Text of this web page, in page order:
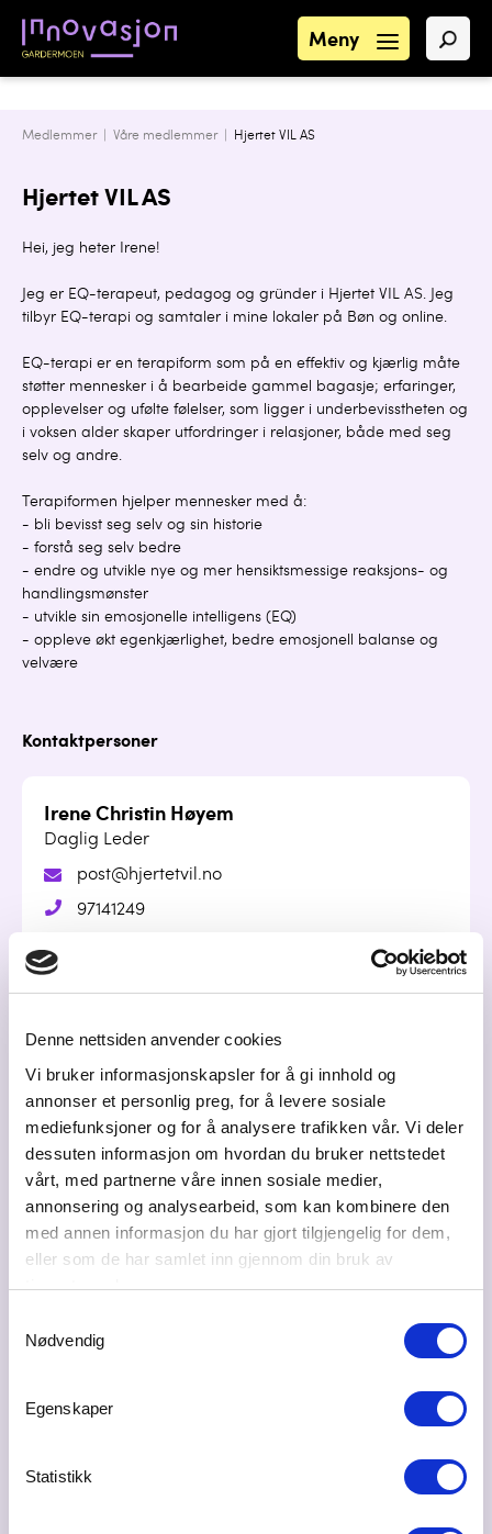
Denne nettsiden anvender cookies
Vi bruker informasjonskapsler for å gi innhold og
annonser et personlig preg, for å levere sosiale
mediefunksjoner og for å analysere trafikken vår. Vi deler
dessuten informasjon om hvordan du bruker nettstedet
vårt, med partnerne våre innen sosiale medier,
annonsering og analysearbeid, som kan kombinere den
med annen informasjon du har gjort tilgjengelig for dem,
eller som de har samlet inn gjennom din bruk av
tjenestene deres.
Nødvendig
Egenskaper
Statistikk
Meny
Medlemmer | Våre medlemmer| Hjertet VIL AS
Hjertet VIL AS
Hei, jeg heter Irene!
Jeg er EQ-terapeut, pedagog og gründer i Hjertet VIL AS. Jeg
tilbyr EQ-terapi og samtaler i mine lokaler på Bøn og online.
EQ-terapi er en terapiform som på en effektiv og kjærlig måte
støtter mennesker i å bearbeide gammel bagasje; erfaringer,
opplevelser og ufølte følelser, som ligger i underbevisstheten og
i voksen alder skaper utfordringer i relasjoner, både med seg
selv og andre.
Terapiformen hjelper mennesker med å:
- bli bevisst seg selv og sin historie
- forstå seg selv bedre
- endre og utvikle nye og mer hensiktsmessige reaksjons- og
handlingsmønster
- utvikle sin emosjonelle intelligens (EQ)
- oppleve økt egenkjærlighet, bedre emosjonell balanse og
velvære
Kontaktpersoner
Irene Christin Høyem
Daglig Leder
post@hjertetvil.no
97141249